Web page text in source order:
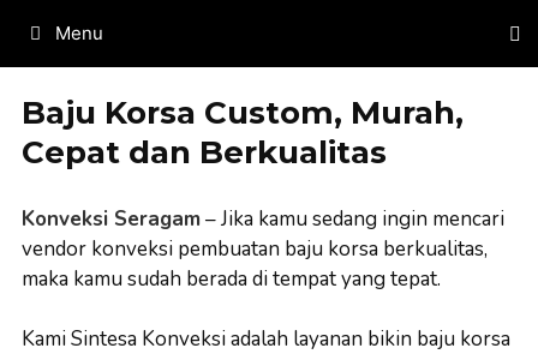
content
Menu
Baju Korsa Custom, Murah,
Cepat dan Berkualitas
Konveksi Seragam– Jika kamu sedang ingin mencari
vendor konveksi pembuatan baju korsa berkualitas,
maka kamu sudah berada di tempat yang tepat.
Kami Sintesa Konveksi adalah layanan bikin baju korsa